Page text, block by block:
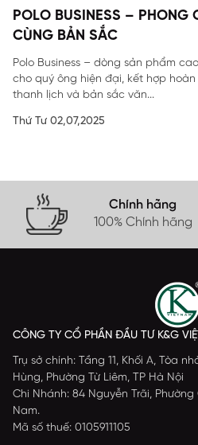
POLO BUSINESS – PHONG
CÙNG BẢN SẮC
Polo Business – dòng sản phẩm
cho quý ông hiện đại, kết hợp
thanh lịch và bản sắc văn...
Thứ Tư 02,07,2025
Chính hãng
100% Chính hãng
CÔNG TY CỔ PHẦN ĐẦU TƯ K&G
Trụ sở chính: Tầng 11, Khối A, Tòa
Hùng, Phường Từ Liêm, TP Hà Nội
Chi Nhánh: 84 Nguyễn Trãi,
Nam.
Mã số thuế: 0105911105